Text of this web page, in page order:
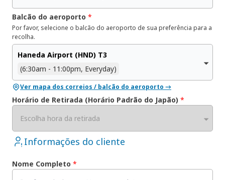
Balcão do aeroporto *
Por favor, selecione o balcão do aeroporto de sua preferência para a
recolha.
Haneda Airport (HND) T3
(6:30am - 11:00pm, Everyday)
Ver mapa dos correios / balcão do aeroporto →
Horário de Retirada (Horário Padrão do Japão) *
Escolha hora da retirada
Informações do cliente
Nome Completo *